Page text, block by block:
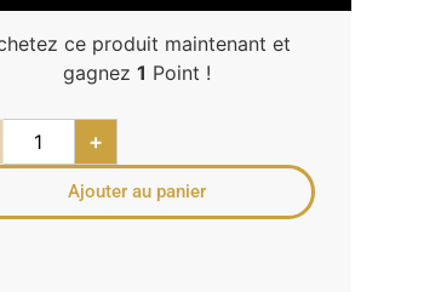
ce produit maintenant et
gagnez1 Point !
+
Ajouter au panier